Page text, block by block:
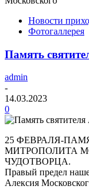
Новости
Фотогаллерея
Память
admin
-
14.03.2023
0
25 ФЕВРАЛЯ-
МИТРОПОЛИТА
ЧУДОТВОРЦА.
Правый предел
Алексия